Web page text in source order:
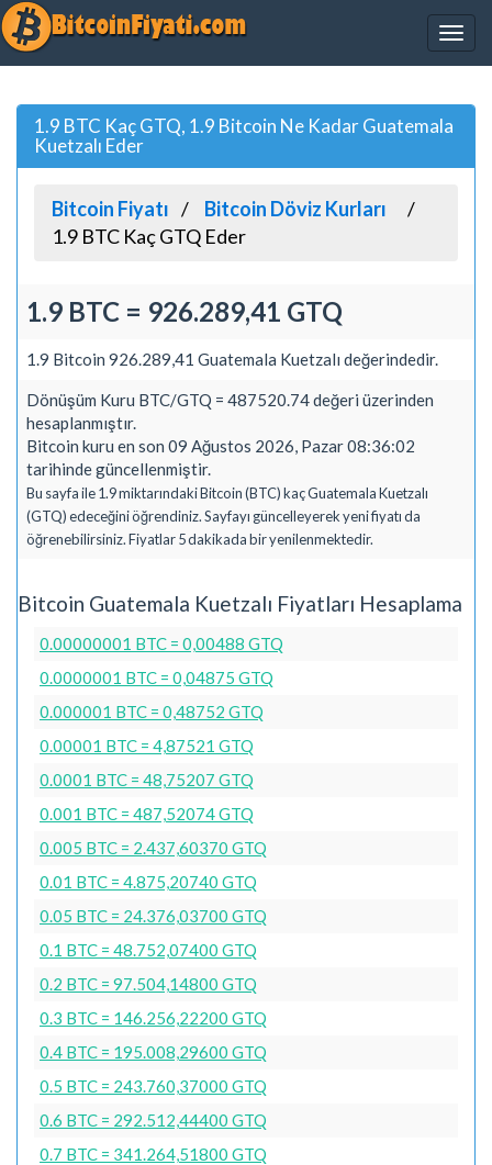
1.9 BTC Kaç GTQ, 1.9 Bitcoin Ne Kadar Guatemala
Kuetzalı Eder
Bitcoin Fiyatı
Bitcoin Döviz Kurları
1.9 BTC Kaç GTQ Eder
1.9 BTC = 926.289,41 GTQ
1.9 Bitcoin 926.289,41 Guatemala Kuetzalı değerindedir.
Dönüşüm Kuru BTC/GTQ = 487520.74 değeri üzerinden
hesaplanmıştır.
Bitcoin kuru en son 09 Ağustos 2026, Pazar 08:36:02
tarihinde güncellenmiştir.
Bu sayfa ile 1.9 miktarındaki Bitcoin (BTC) kaç Guatemala Kuetzalı
(GTQ) edeceğini öğrendiniz. Sayfayı güncelleyerek yeni fiyatı da
öğrenebilirsiniz. Fiyatlar 5 dakikada bir yenilenmektedir.
Bitcoin Guatemala Kuetzalı Fiyatları Hesaplama
0.00000001 BTC = 0,00488 GTQ
0.0000001 BTC = 0,04875 GTQ
0.000001 BTC = 0,48752 GTQ
0.00001 BTC = 4,87521 GTQ
0.0001 BTC = 48,75207 GTQ
0.001 BTC = 487,52074 GTQ
0.005 BTC = 2.437,60370 GTQ
0.01 BTC = 4.875,20740 GTQ
0.05 BTC = 24.376,03700 GTQ
0.1 BTC = 48.752,07400 GTQ
0.2 BTC = 97.504,14800 GTQ
0.3 BTC = 146.256,22200 GTQ
0.4 BTC = 195.008,29600 GTQ
0.5 BTC = 243.760,37000 GTQ
0.6 BTC = 292.512,44400 GTQ
0.7 BTC = 341.264,51800 GTQ